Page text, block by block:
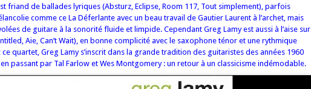
friand de ballades lyriques (Absturz, Eclipse, Room 117, Tout simplement), parfois
comme ce La Déferlante avec un beau travail de Gautier Laurent à l’archet, mais
de guitare à la sonorité fluide et limpide. Cependant Greg Lamy est aussi à l’aise sur
Aie, Can’t Wait), en bonne complicité avec le saxophone ténor et une rythmique
quartet, Greg Lamy s’inscrit dans la grande tradition des guitaristes des années 1960
en passant par Tal Farlow et Wes Montgomery : un retour à un classicisme indémodable.